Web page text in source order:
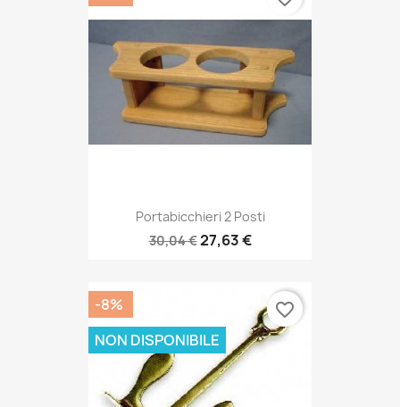
Portabicchieri 2 Posti
30,04 €27,63 €
-8%
NON DISPONIBILE
favorite_border